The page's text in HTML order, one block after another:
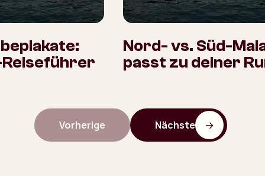
Nord- vs. Süd-
passt zu deiner
Vorherige Nächste